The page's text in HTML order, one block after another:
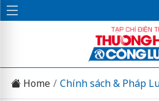
Home Chính sách & Pháp